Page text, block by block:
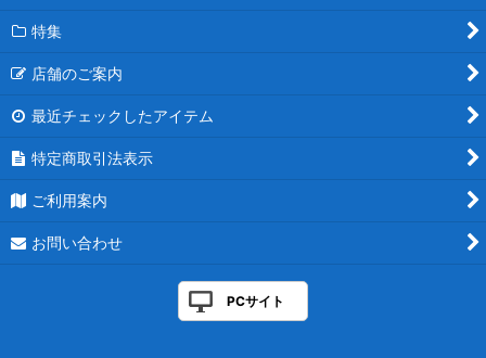
特集
店舗のご案内
最近チェックしたアイテム
特定商取引法表示
ご利用案内
お問い合わせ
PCサイト